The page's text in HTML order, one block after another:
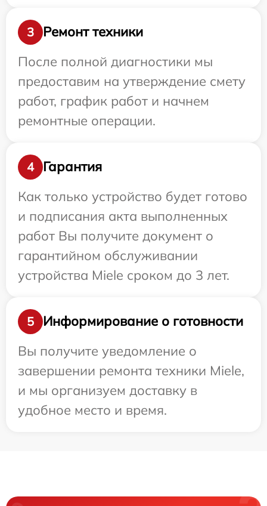
3
Ремонт техники
После полной диагностики мы
предоставим на утверждение смету
работ, график работ и начнем
ремонтные операции.
4
Гарантия
Как только устройство будет готово
и подписания акта выполненных
работ Вы получите документ о
гарантийном обслуживании
устройства Miele сроком до 3 лет.
5
Информирование о готовности
Вы получите уведомление о
завершении ремонта техники Miele,
и мы организуем доставку в
удобное место и время.